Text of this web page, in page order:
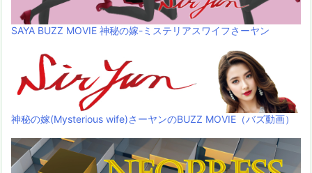
SAYA BUZZ MOVIE 神秘の嫁-ミステリアスワイフさーヤン
神秘の嫁(Mysterious wife)さーヤンのBUZZ MOVIE（バズ動画）